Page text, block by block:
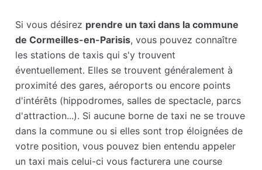
Si vous désirez prendre un taxi dans la commune
de Cormeilles-en-Parisis, vous pouvez connaître
les stations de taxis qui s'y trouvent
éventuellement. Elles se trouvent généralement à
proximité des gares, aéroports ou encore points
d'intérêts (hippodromes, salles de spectacle, parcs
d'attraction...). Si aucune borne de taxi ne se trouve
dans la commune ou si elles sont trop éloignées de
votre position, vous pouvez bien entendu appeler
un taxi mais celui-ci vous facturera une course